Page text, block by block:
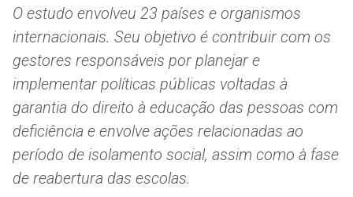
sociais:
O estudo envolveu 23 países e organismos
internacionais. Seu objetivo é contribuir com os
gestores responsáveis por planejar e
implementar políticas públicas voltadas à
garantia do direito à educação das pessoas com
deficiência e envolve ações relacionadas ao
período de isolamento social, assim como à fase
de reabertura das escolas.